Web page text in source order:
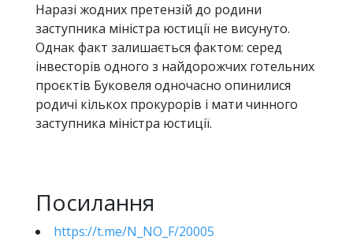
Наразі жодних претензій до родини
заступника міністра юстиції не висунуто.
Однак факт залишається фактом: серед
інвесторів одного з найдорожчих готельних
проєктів Буковеля одночасно опинилися
родичі кількох прокурорів і мати чинного
заступника міністра юстиції.
Посилання
https://t.me/N_NO_F/20005